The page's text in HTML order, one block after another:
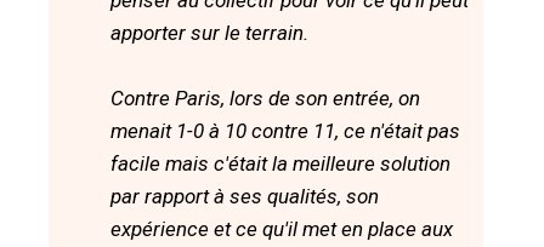
apporter sur le terrain.
Contre Paris, lors de son entrée, on
menait 1-0 à 10 contre 11, ce n'était pas
facile mais c'était la meilleure solution
par rapport à ses qualités, son
expérience et ce qu'il met en place aux